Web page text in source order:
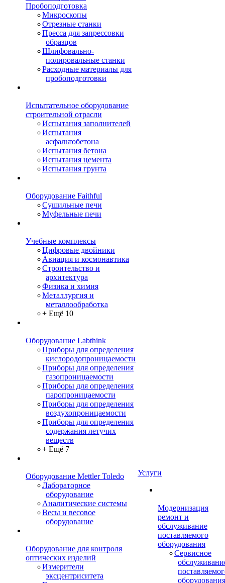
Пробоподготовка
Микроскопы
Отрезные станки
Пресса для запрессовки
образцов
Шлифовально-
полировальные станки
Расходные материалы для
пробоподготовки
Испытательное оборудование
строительной отрасли
Испытания заполнителей
Испытания
асфальтобетона
Испытания бетона
Испытания цемента
Испытания грунта
Оборудование Faithful
Сушильные печи
Муфельные печи
Учебные комплексы
Цифровые двойники
Авиация и космонавтика
Строительство и
архитектура
Физика и химия
Металлургия и
металлообработка
+ Ещё 10
Оборудование Labthink
Приборы для определения
кислородопроницаемости
Приборы для определения
газопроницаемости
Приборы для определения
паропроницаемости
Приборы для определения
воздухопроницаемости
Приборы для определения
содержания летучих
веществ
+ Ещё 7
Оборудование Mettler Toledo
Лабораторное
оборудование
Аналитические системы
Весы и весовое
оборудование
Оборудование для контроля
оптических изделий
Измерители
эксцентриситета
Услуги
Модернизация
ремонт и
обслуживание
поставляемого
оборудования
Сервисное
оборудования